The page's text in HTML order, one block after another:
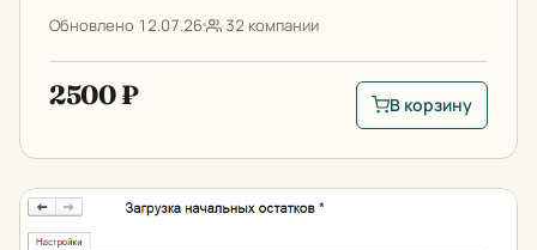
Обновлено 12.07.26 32 компании
2500 ₽
В корзину:
В корзину
Загрузка остатков в 1С